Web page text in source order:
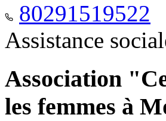
80291519522
Assistance
Association
les femmes à